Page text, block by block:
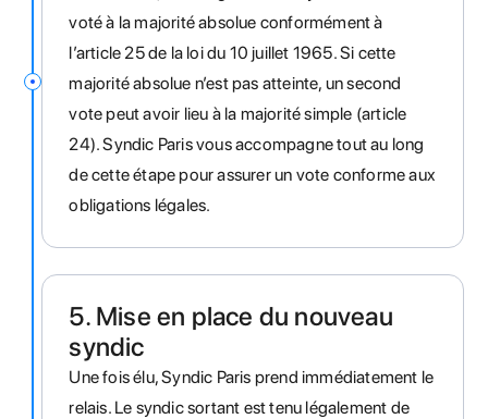
voté à la majorité absolue conformément à
l’article 25 de la loi du 10 juillet 1965. Si cette
majorité absolue n’est pas atteinte, un second
vote peut avoir lieu à la majorité simple (article
24). Syndic Paris vous accompagne tout au long
de cette étape pour assurer un vote conforme aux
obligations légales.
5. Mise en place du nouveau
syndic
Une fois élu, Syndic Paris prend immédiatement le
relais. Le syndic sortant est tenu légalement de